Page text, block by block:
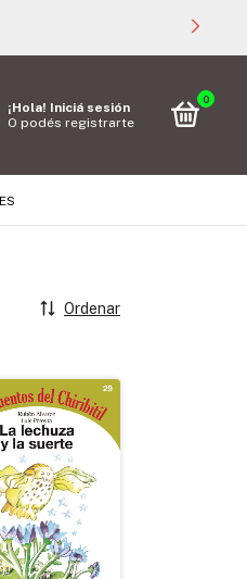
¡Hola! Iniciá sesión
O podés registrarte
0
Ordenar